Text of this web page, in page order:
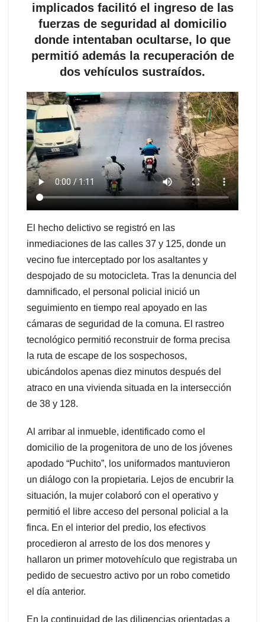
implicados facilitó el ingreso de las
fuerzas de seguridad al domicilio
donde intentaban ocultarse, lo que
permitió además la recuperación de
dos vehículos sustraídos.
El hecho delictivo se registró en las
inmediaciones de las calles 37 y 125, donde un
vecino fue interceptado por los asaltantes y
despojado de su motocicleta. Tras la denuncia del
damnificado, el personal policial inició un
seguimiento en tiempo real apoyado en las
cámaras de seguridad de la comuna. El rastreo
tecnológico permitió reconstruir de forma precisa
la ruta de escape de los sospechosos,
ubicándolos apenas diez minutos después del
atraco en una vivienda situada en la intersección
de 38 y 128.
Al arribar al inmueble, identificado como el
domicilio de la progenitora de uno de los jóvenes
apodado “Puchito”, los uniformados mantuvieron
un diálogo con la propietaria. Lejos de encubrir la
situación, la mujer colaboró con el operativo y
permitió el libre acceso del personal policial a la
finca. En el interior del predio, los efectivos
procedieron al arresto de los dos menores y
hallaron un primer motovehículo que registraba un
pedido de secuestro activo por un robo cometido
el día anterior.
En la continuidad de las diligencias orientadas a